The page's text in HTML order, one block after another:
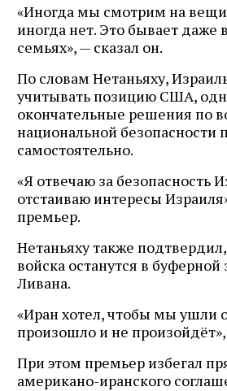
«Иногда мы смотрим на вещи
иногда нет. Это бывает даже
семьях», — сказал он.
По словам Нетаньяху,
учитывать позицию США,
окончательные решения по
национальной безопасности
самостоятельно.
«Я отвечаю за безопасность
отстаиваю интересы
премьер.
Нетаньяху также
войска останутся в буферной
Ливана.
«Иран хотел, чтобы мы ушли
произошло и не
При этом премьер избегал
американо-иранского